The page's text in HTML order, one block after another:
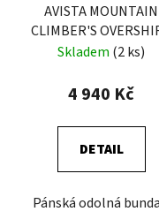
AVISTA MOUNTAIN
CLIMBER'S
MAN ALMOND
Skladem (2 ks)
4 940 Kč
DETAIL
Pánská odolná